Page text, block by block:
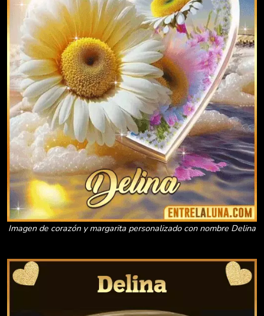
Imagen de corazón y margarita personalizado con nombre Delina